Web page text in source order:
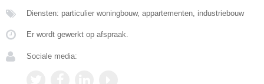
Diensten: particulier woningbouw, appartementen, industriebouw
Er wordt gewerkt op afspraak.
Sociale media: